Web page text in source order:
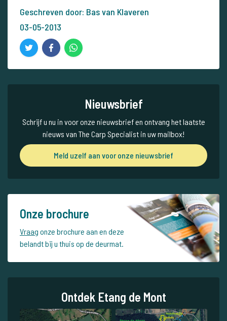
Geschreven door: Bas van Klaveren
03-05-2013
Nieuwsbrief
Schrijf u nu in voor onze nieuwsbrief en ontvang het laatste
nieuws van The Carp Specialist in uw mailbox!
Meld uzelf aan voor onze nieuwsbrief
Onze brochure
Vraag onze brochure aan en deze
belandt bij u thuis op de deurmat.
Ontdek Etang de Mont